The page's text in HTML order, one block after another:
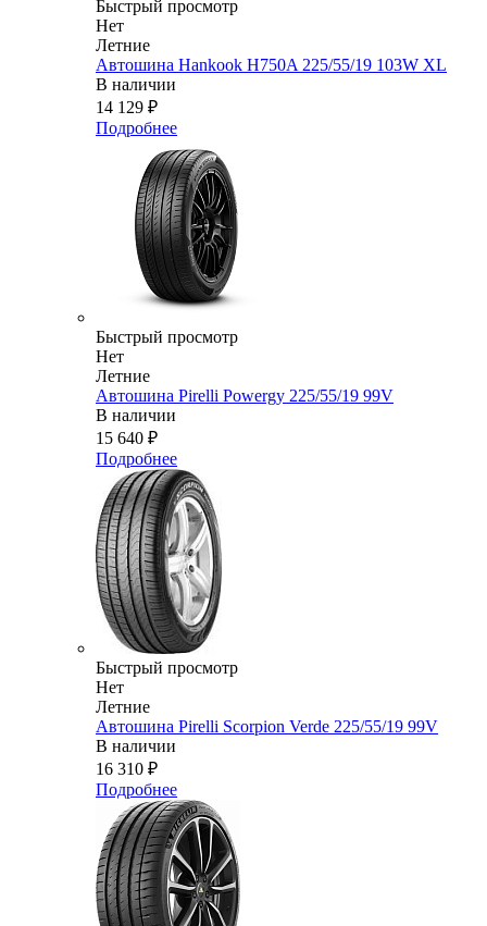
Быстрый просмотр
Нет
Летние
Автошина Hankook H750A 225/55/19 103W XL
В наличии
14 129 ₽
Подробнее
Быстрый просмотр
Нет
Летние
Автошина Pirelli Powergy 225/55/19 99V
В наличии
15 640 ₽
Подробнее
Быстрый просмотр
Нет
Летние
Автошина Pirelli Scorpion Verde 225/55/19 99V
В наличии
16 310 ₽
Подробнее